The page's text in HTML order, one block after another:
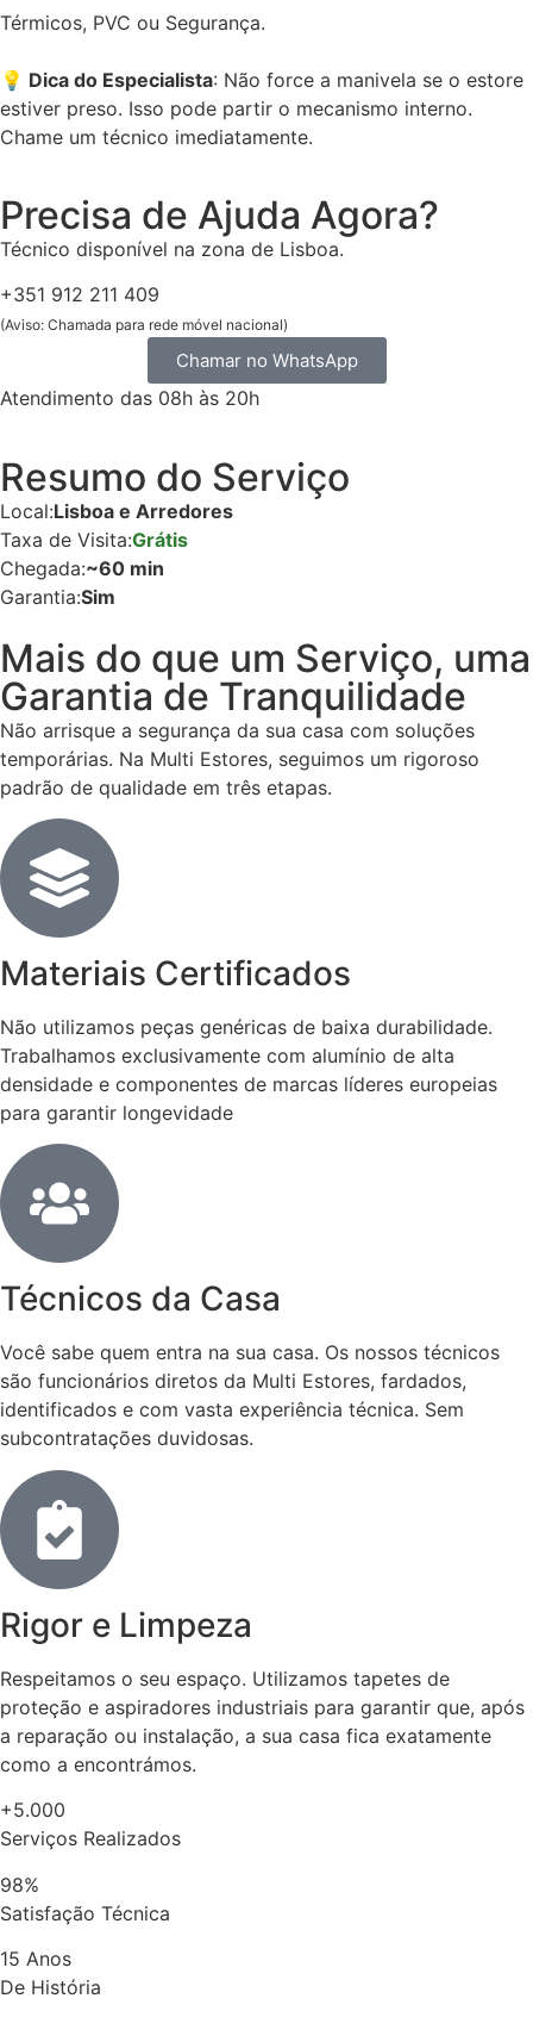
Térmicos, PVC ou Segurança.
💡 Dica do Especialista: Não force a manivela se o estore
estiver preso. Isso pode partir o mecanismo interno.
Chame um técnico imediatamente.
Precisa de Ajuda Agora?
Técnico disponível na zona de Lisboa.
+351 912 211 409
(Aviso: Chamada para rede móvel nacional)
Chamar no WhatsApp
Atendimento das 08h às 20h
Resumo do Serviço
Local:Lisboa e Arredores
Taxa de Visita:Grátis
Chegada:~60 min
Garantia:Sim
Mais do que um Serviço, uma
Garantia de Tranquilidade
Não arrisque a segurança da sua casa com soluções
temporárias. Na Multi Estores, seguimos um rigoroso
padrão de qualidade em três etapas.
Materiais Certificados
Não utilizamos peças genéricas de baixa durabilidade.
Trabalhamos exclusivamente com alumínio de alta
densidade e componentes de marcas líderes europeias
para garantir longevidade
Técnicos da Casa
Você sabe quem entra na sua casa. Os nossos técnicos
são funcionários diretos da Multi Estores, fardados,
identificados e com vasta experiência técnica. Sem
subcontratações duvidosas.
Rigor e Limpeza
Respeitamos o seu espaço. Utilizamos tapetes de
proteção e aspiradores industriais para garantir que, após
a reparação ou instalação, a sua casa fica exatamente
como a encontrámos.
+5.000
Serviços Realizados
98%
Satisfação Técnica
15 Anos
De História